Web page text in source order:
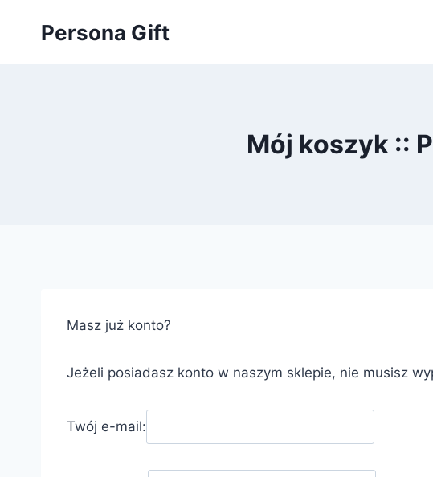
Persona Gift
Mój koszyk ::
Masz już konto?
Jeżeli posiadasz konto w naszym sklepie, nie musisz
Twój e-mail: